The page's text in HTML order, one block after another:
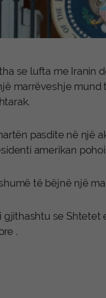
se lufta me Iranin
marrëveshje mund
pasdite në një
amerikan
të bëjnë një
gjithashtu se Shtetet
.